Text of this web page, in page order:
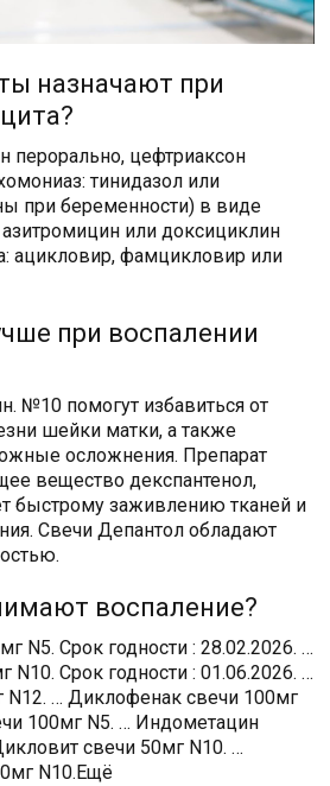
назначают при
перорально, цефтриаксон
тинидазол или
при беременности) в виде
или доксициклин
ацикловир, фамцикловир или
при воспалении
№10 помогут избавиться от
шейки матки, а также
осложнения. Препарат
вещество декспантенол,
быстрому заживлению тканей и
Свечи Депантол обладают
воспаление?
N5. Срок годности : 28.02.2026. …
N10. Срок годности : 01.06.2026. …
N12. … Диклофенак свечи 100мг
100мг N5. … Индометацин
свечи 50мг N10. …
N10.Ещё